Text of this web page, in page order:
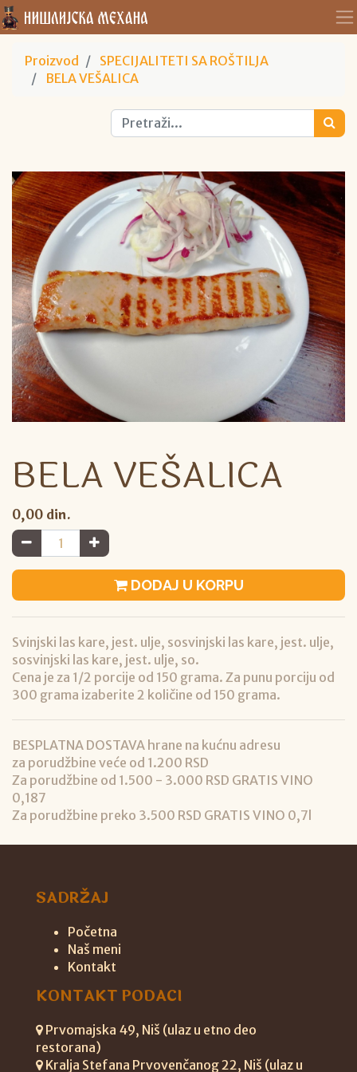
Proizvod
SPECIJALITETI SA ROŠTILJA
BELA VEŠALICA
BELA VEŠALICA
0,00 din.
DODAJ U KORPU
Svinjski las kare, jest. ulje, sosvinjski las kare, jest. ulje,
sosvinjski las kare, jest. ulje, so.
Cena je za 1/2 porcije od 150 grama. Za punu porciju od
300 grama izaberite 2 količine od 150 grama.
BESPLATNA DOSTAVA hrane na kućnu adresu
za porudžbine veće od 1.200 RSD
Za porudžbine od 1.500 - 3.000 RSD GRATIS VINO
0,187
Za porudžbine preko 3.500 RSD GRATIS VINO 0,7l
SADRŽAJ
Početna
Naš meni
Kontakt
KONTAKT PODACI
Prvomajska 49, Niš (ulaz u etno deo
restorana)
Kralja Stefana Prvovenčanog 22, Niš (ulaz u